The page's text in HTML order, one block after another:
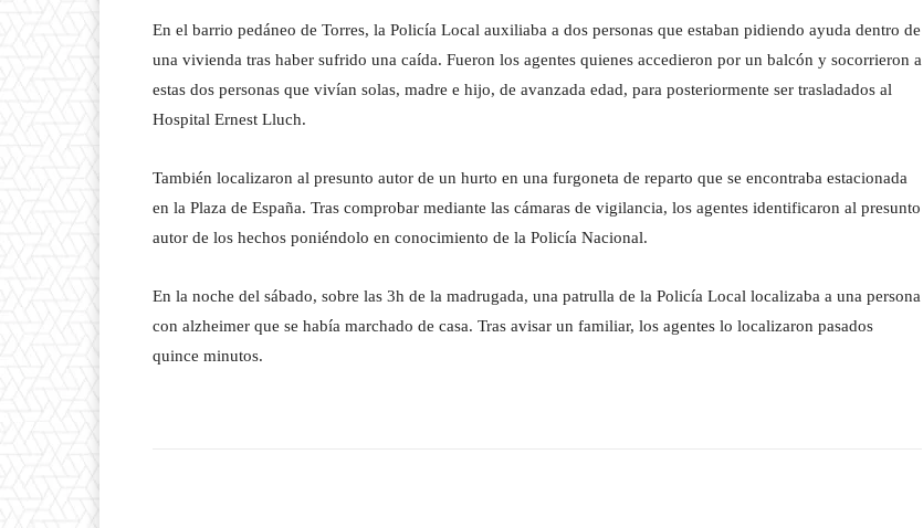
En el barrio pedáneo de Torres, la Policía Local auxiliaba a dos personas que estaban pidiendo ayuda dentro de
una vivienda tras haber sufrido una caída. Fueron los agentes quienes accedieron por un balcón y socorrieron a
estas dos personas que vivían solas, madre e hijo, de avanzada edad, para posteriormente ser trasladados al
Hospital Ernest Lluch.
También localizaron al presunto autor de un hurto en una furgoneta de reparto que se encontraba estacionada
en la Plaza de España. Tras comprobar mediante las cámaras de vigilancia, los agentes identificaron al presunto
autor de los hechos poniéndolo en conocimiento de la Policía Nacional.
En la noche del sábado, sobre las 3h de la madrugada, una patrulla de la Policía Local localizaba a una persona
con alzheimer que se había marchado de casa. Tras avisar un familiar, los agentes lo localizaron pasados
quince minutos.